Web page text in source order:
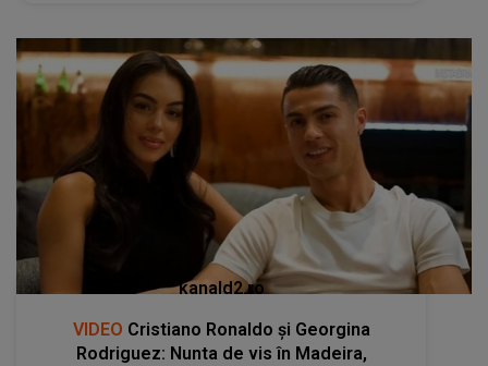
kanald2.ro
VIDEO Cristiano Ronaldo și Georgina
Rodriguez: Nunta de vis în Madeira,